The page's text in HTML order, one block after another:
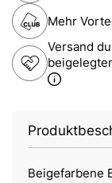
Mehr
Versand
Beigefarbene